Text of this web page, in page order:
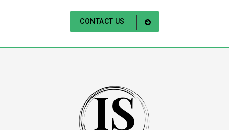
CONTACT US